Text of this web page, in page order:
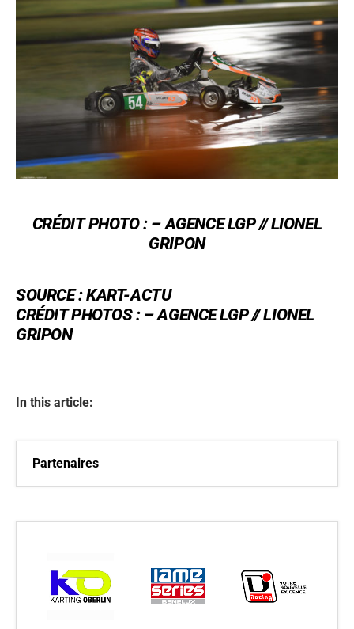
CRÉDITPHOTO : –AGENCE LGP // LIONEL
GRIPON
SOURCE :KART-ACTU
CRÉDIT PHOTOS : –AGENCE LGP // LIONEL
GRIPON
In this article:
Partenaires